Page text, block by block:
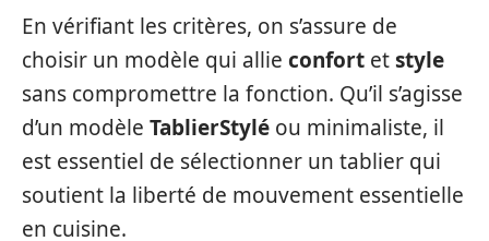
En vérifiant les critères, on s’assure de
choisir un modèle qui allie confort etstyle
sans compromettre la fonction. Qu’il s’agisse
d’un modèle TablierStylé ou minimaliste, il
est essentiel de sélectionner un tablier qui
soutient la liberté de mouvement essentielle
en cuisine.